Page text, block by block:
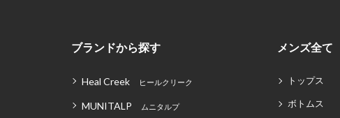
ブランドから探す
Heal Creek ヒールクリーク
MUNITALP ムニタルプ
メンズ全て
トップス
ボトムス